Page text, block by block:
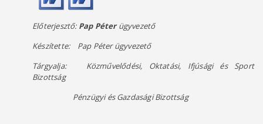
Előterjesztő:Pap Péterügyvezető
Készítette:
Pap Péter ügyvezető
Tárgyalja: Közművelődési, Oktatási, Ifjúsági és Sport
Bizottság
Pénzügyi és Gazdasági Bizottság